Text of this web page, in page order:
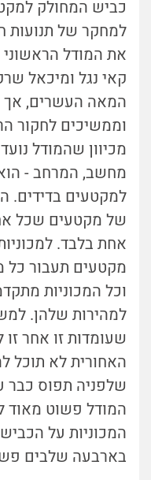
כביש המחולק
למחקר של תנועות
את המודל הראשוני
המאה העשרים, אך
וממשיכים לחקור
מכיוון שהמודל
מחשב, המרחב -
למקטעים בדידים.
של מקטעים שכל
אחת בלבד.
מקטעים תעבור כל
וכל המכוניות
למהירות שלהן.
שעומדות זו אחר זו
האחורית לא תוכל
שלפניה תפוס כבר
המודל פשוט מאוד
המכוניות על
בארבעה שלבים